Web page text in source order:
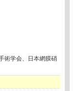
術学会、日本網膜硝